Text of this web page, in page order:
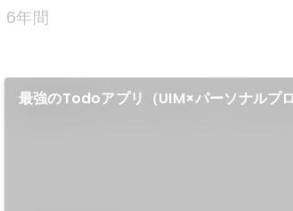
6年間
最強のTodoアプリ（UIM×パーソナルプ